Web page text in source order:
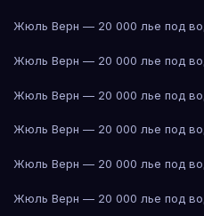
Жюль Верн — 20 000 лье под
Жюль Верн — 20 000 лье под
Жюль Верн — 20 000 лье под
Жюль Верн — 20 000 лье под
Жюль Верн — 20 000 лье под
Жюль Верн — 20 000 лье под